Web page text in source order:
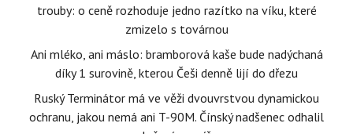
trouby: o ceně rozhoduje jedno razítko na víku, které
zmizelo s továrnou
Ani mléko, ani máslo: bramborová kaše bude nadýchaná
díky 1 surovině, kterou Češi denně lijí do dřezu
Ruský Terminátor má ve věži dvouvrstvou dynamickou
ochranu, jakou nemá ani T-90M. Čínský nadšenec odhalil